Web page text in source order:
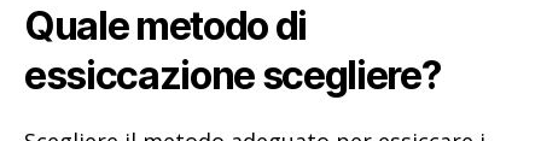
Quale metodo di
essiccazione scegliere?